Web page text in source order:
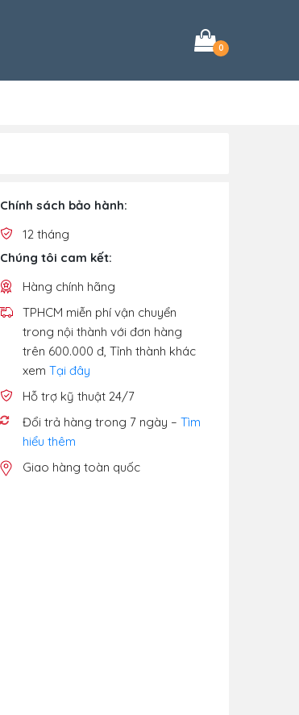
0
Chính sách bảo hành:
12 tháng
Chúng tôi cam kết:
Hàng chính hãng
TPHCM miễn phí vận chuyển
trong nội thành với đơn hàng
trên 600.000 đ, Tỉnh thành khác
xem Tại đây
Hỗ trợ kỹ thuật 24/7
Đổi trả hàng trong 7 ngày – Tìm
hiểu thêm
Giao hàng toàn quốc